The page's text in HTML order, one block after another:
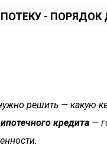
- ПОРЯДОК
решить — какую
ипотечного кредита —